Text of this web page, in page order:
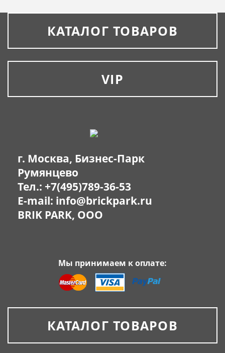
КАТАЛОГ ТОВАРОВ
VIP
г. Москва, Бизнес-Парк
Румянцево
Тел.: +7(495)789-36-53
E-mail: info@brickpark.ru
BRIK PARK, OOO
Мы принимаем к оплате:
КАТАЛОГ ТОВАРОВ